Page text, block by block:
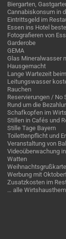
Biergarten,
Cannabiskonsum in
Eintrittsgeld im
Essen ins Hotel
Fotografieren von
Garderobe
GEMA
Glas Mineralwasser
Hausgemacht
Lange Wartezeit
Leitungswasser
Rauchen
Reservierungen / No
Rund um die
Schafkopfen im
Stillen in Cafés und
Stille Tage Bayern
Toilettenpflicht und
Veranstaltung von
Videoüberwachung
Watten
Werbung mit
Zusatzkosten im
… alle